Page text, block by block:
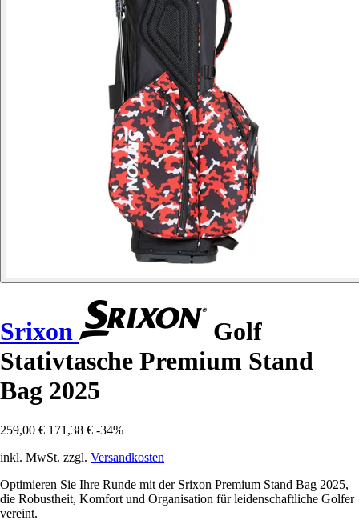
Srixon
Golf
Stativtasche Premium Stand
Bag 2025
259,00 € 171,38 € -34%
inkl. MwSt. zzgl. Versandkosten
Optimieren Sie Ihre Runde mit der Srixon Premium Stand Bag 2025,
die Robustheit, Komfort und Organisation für leidenschaftliche Golfer
vereint.